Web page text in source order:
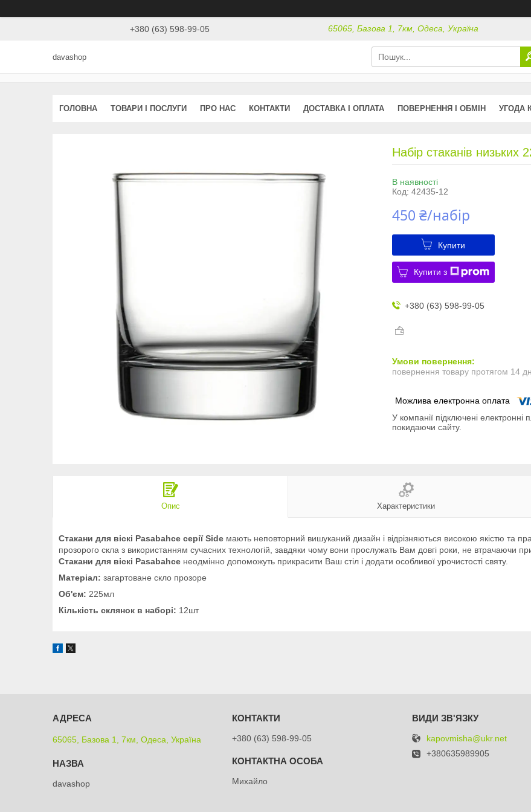
+380 (63) 598-99-05 65065, Базова 1, 7км, Одеса, Україна
davashop
ГОЛОВНА ТОВАРИ І ПОСЛУГИ ПРО НАС КОНТАКТИ ДОСТАВКА І ОПЛАТА ПОВЕРНЕННЯ І ОБМІН УГОДА
Набір стаканів
В наявності
Код: 42435-12
450 ₴/набір
Купити
Купити з
+380 (63) 598-99-05
повернення товару протягом 14
У компанії підключені
покидаючи сайту.
Опис Характеристики
Стакани для віскі Pasabahce серії Side мають неповторний вишуканий дизайн і відрізняються високою якістю та
прозорого скла з використанням сучасних технологій, завдяки чому вони прослужать Вам довгі роки, не втрачаючи
Стакани для віскі Pasabahce неодмінно допоможуть прикрасити Ваш стіл і додати особливої урочистості святу.
Матеріал: загартоване скло прозоре
Об'єм: 225мл
Кількість склянок в наборі: 12шт
65065, Базова 1, 7км, Одеса, Україна
davashop
+380 (63) 598-99-05
Михайло
kapovmisha@ukr.net
+380635989905